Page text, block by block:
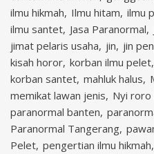
ilmu hikmah Ilmu hitam ilmu
ilmu santet Jasa Paranormal
jimat pelaris usaha jin jin
kisah horor korban ilmu pelet
korban santet mahluk halus
memikat lawan jenis Nyi roro
paranormal banten
Paranormal Tangerang
Pelet pengertian ilmu hikmah